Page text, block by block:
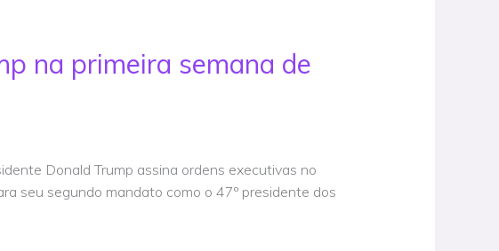
na primeira semana de
Donald Trump assina ordens executivas no
seu segundo mandato como o 47º presidente dos